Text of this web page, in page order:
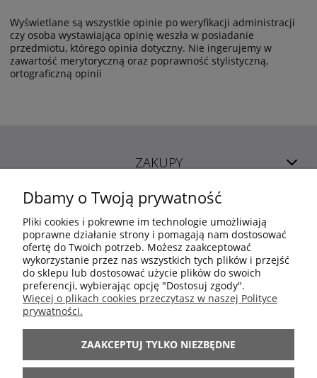
Wyświetlane są wszystkie opinie po weryfikacji administracji
czy osoba wystawiająca opinię weszła w posiadanie
przedmiotu, którego opinia dotyczny. Nie ingerujemy w
zawartość merytoryczną oraz poprawność stylistyczną,
ortograficzną opinii
ZAKUPY
POMOC
MOJE KONTO
INFORMACJE
ARANŻACJE
Dbamy o Twoją prywatność
Pliki cookies i pokrewne im technologie umożliwiają
poprawne działanie strony i pomagają nam dostosować
ofertę do Twoich potrzeb. Możesz zaakceptować
wykorzystanie przez nas wszystkich tych plików i przejść
do sklepu lub dostosować użycie plików do swoich
preferencji, wybierając opcję "Dostosuj zgody".
Więcej o plikach cookies przeczytasz w naszej Polityce
prywatności.
ZAAKCEPTUJ TYLKO NIEZBĘDNE